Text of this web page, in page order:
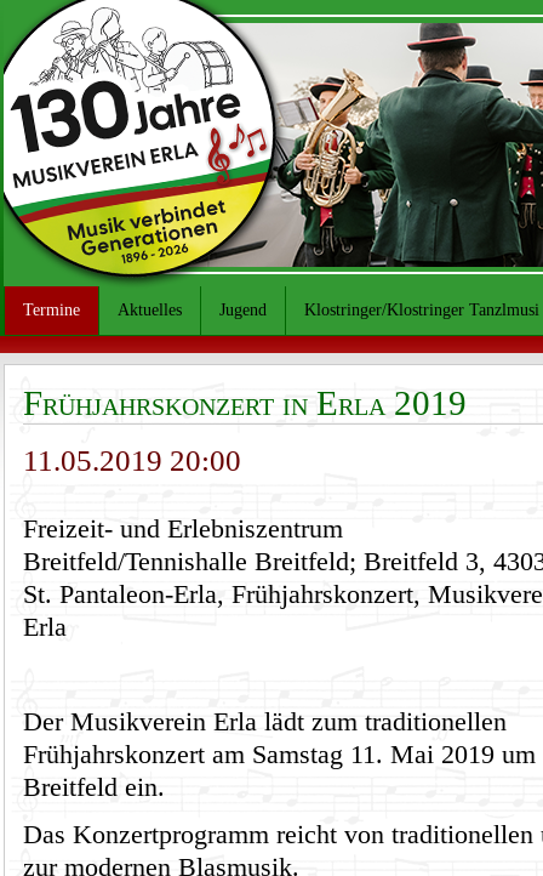
Termine Aktuelles Jugend Klostringer/Klostringer Tanzlmusi
Frühjahrskonzert in Erla 2019
11.05.2019 20:00
Freizeit- und Erlebniszentrum
Breitfeld/Tennishalle Breitfeld; Breitfeld 3,
St. Pantaleon-Erla, Frühjahrskonzert,
Erla
Der Musikverein Erla lädt zum traditionellen
Frühjahrskonzert am Samstag 11. Mai 2019
Breitfeld ein.
Das Konzertprogramm reicht von traditionellen
zur modernen Blasmusik.